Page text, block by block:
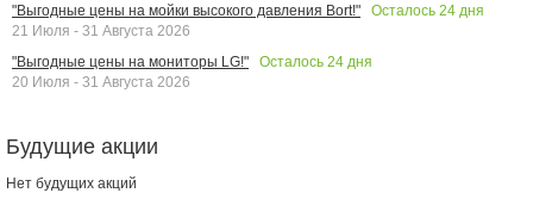
"Выгодные цены на мойки высокого давления Bort!"
Осталось 24 дня
21 Июля - 31 Августа 2026
"Выгодные цены на мониторы LG!"
Осталось 24 дня
20 Июля - 31 Августа 2026
Будущие акции
Нет будущих акций